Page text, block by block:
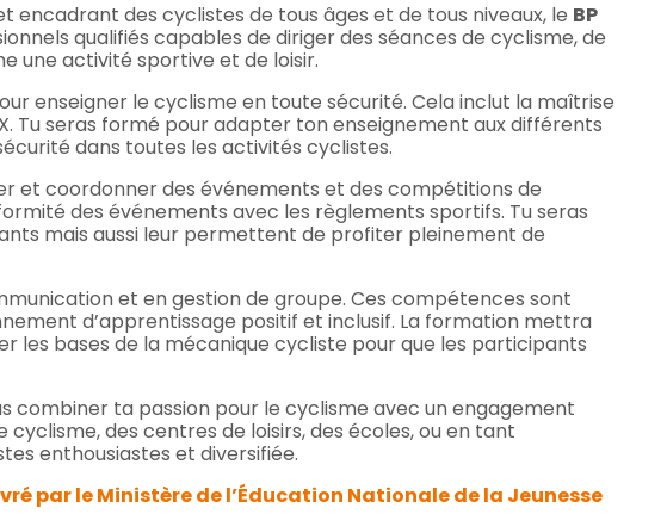
des cyclistes de tous âges et de tous niveaux, le BP
qualifiés capables de diriger des séances de cyclisme, de
une activité sportive et de loisir.
enseigner le cyclisme en toute sécurité. Cela inclut la maîtrise
Tu seras formé pour adapter ton enseignement aux différents
dans toutes les activités cyclistes.
et coordonner des événements et des compétitions de
des événements avec les règlements sportifs. Tu seras
mais aussi leur permettent de profiter pleinement de
et en gestion de groupe. Ces compétences sont
d’apprentissage positif et inclusif. La formation mettra
les bases de la mécanique cycliste pour que les participants
combiner ta passion pour le cyclisme avec un engagement
des centres de loisirs, des écoles, ou en tant
enthousiastes et diversifiée.
par le Ministère de l’Éducation Nationale de la Jeunesse